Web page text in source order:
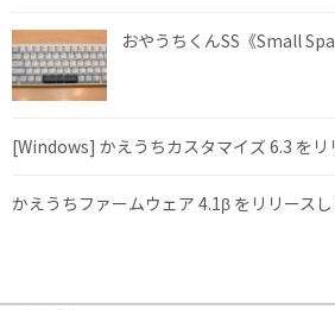
おやうちくんSS《Small
[Windows] かえうちカスタマイズ 6.3 をリ
かえうちファームウェア 4.1β をリリース